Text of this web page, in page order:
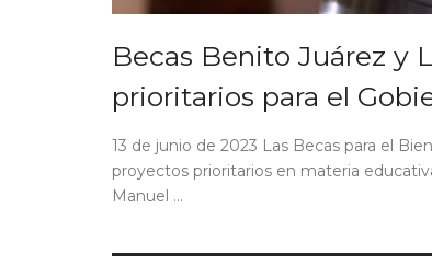
Becas Benito Juárez y
prioritarios para el
13 de junio de 2023 Las Becas para el
proyectos prioritarios en materia
Manuel ...